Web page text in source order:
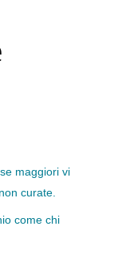
maggiori vi
non curate.
come chi